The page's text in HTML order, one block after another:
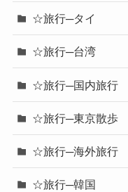
☆旅行─タイ
☆旅行─台湾
☆旅行─国内旅行
☆旅行─東京散歩
☆旅行─海外旅行
☆旅行─韓国